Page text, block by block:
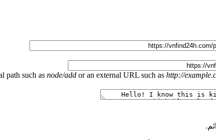
path such as node/add or an external URL such as http://